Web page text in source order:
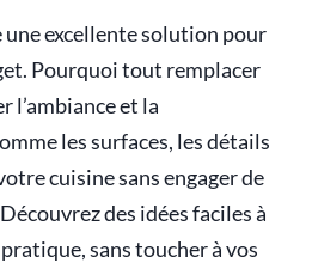
une excellente solution pour
Pourquoi tout remplacer
l’ambiance et la
les surfaces, les détails
cuisine sans engager de
des idées faciles à
sans toucher à vos